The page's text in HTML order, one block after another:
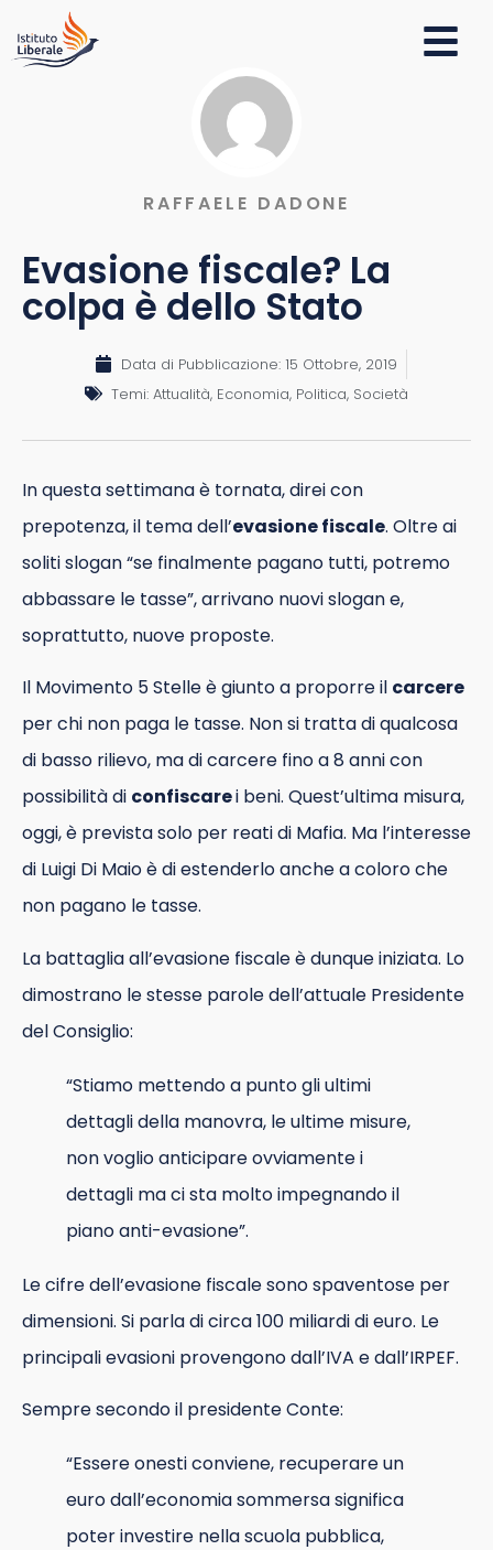
RAFFAELE DADONE
Evasione fiscale? La
colpa è dello Stato
Data di Pubblicazione: 15 Ottobre, 2019
Temi: Attualità, Economia, Politica, Società
In questa settimana è tornata, direi con
prepotenza, il tema dell’evasione fiscale. Oltre ai
soliti slogan “se finalmente pagano tutti, potremo
abbassare le tasse”, arrivano nuovi slogan e,
soprattutto, nuove proposte.
Il Movimento 5 Stelle è giunto a proporre il carcere
per chi non paga le tasse. Non si tratta di qualcosa
di basso rilievo, ma di carcere fino a 8 anni con
possibilità di confiscarei beni. Quest’ultima misura,
oggi, è prevista solo per reati di Mafia. Ma l’interesse
di Luigi Di Maio è di estenderlo anche a coloro che
non pagano le tasse.
La battaglia all’evasione fiscale è dunque iniziata. Lo
dimostrano le stesse parole dell’attuale Presidente
del Consiglio:
“Stiamo mettendo a punto gli ultimi
dettagli della manovra, le ultime misure,
non voglio anticipare ovviamente i
dettagli ma ci sta molto impegnando il
piano anti-evasione”.
Le cifre dell’evasione fiscale sono spaventose per
dimensioni. Si parla di circa 100 miliardi di euro. Le
principali evasioni provengono dall’IVA e dall’IRPEF.
Sempre secondo il presidente Conte:
“Essere onesti conviene, recuperare un
euro dall’economia sommersa significa
poter investire nella scuola pubblica,